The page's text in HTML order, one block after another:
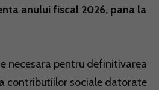
anului fiscal 2026, pana la
necesara pentru definitivarea
contributiilor sociale datorate